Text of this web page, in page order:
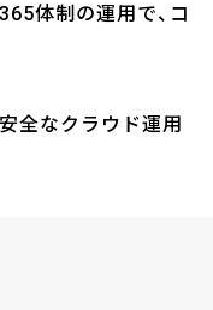
体制の運用で、コ
全なクラウド運用